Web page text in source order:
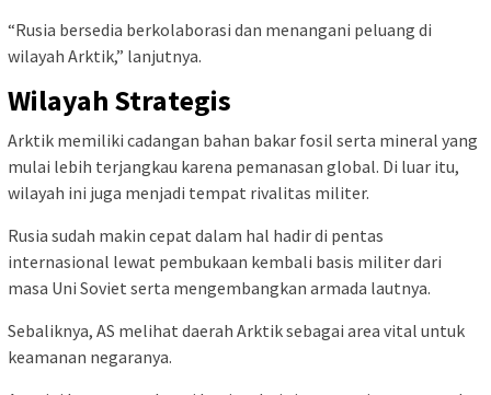
“Rusia bersedia berkolaborasi dan menangani peluang di
wilayah Arktik,” lanjutnya.
Wilayah Strategis
Arktik memiliki cadangan bahan bakar fosil serta mineral yang
mulai lebih terjangkau karena pemanasan global. Di luar itu,
wilayah ini juga menjadi tempat rivalitas militer.
Rusia sudah makin cepat dalam hal hadir di pentas
internasional lewat pembukaan kembali basis militer dari
masa Uni Soviet serta mengembangkan armada lautnya.
Sebaliknya, AS melihat daerah Arktik sebagai area vital untuk
keamanan negaranya.